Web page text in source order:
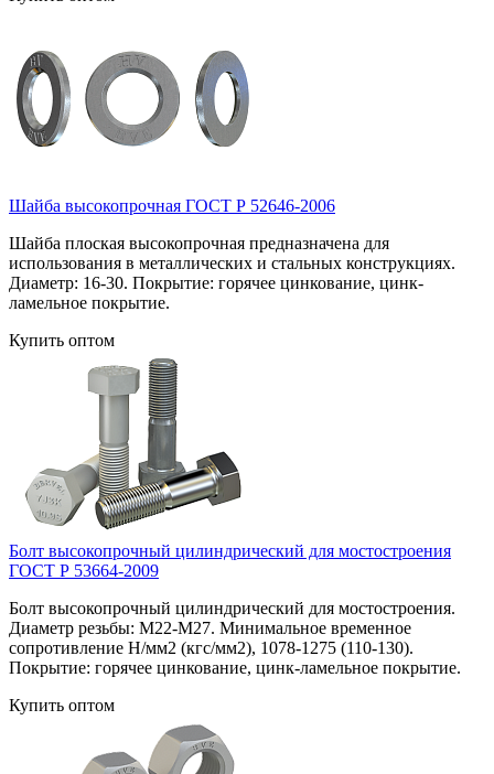
Шайба высокопрочная ГОСТ Р 52646-2006
Шайба плоская высокопрочная предназначена для
использования в металлических и стальных конструкциях.
Диаметр: 16-30. Покрытие: горячее цинкование, цинк-
ламельное покрытие.
Купить оптом
Болт высокопрочный цилиндрический для мостостроения
ГОСТ Р 53664-2009
Болт высокопрочный цилиндрический для мостостроения.
Диаметр резьбы: М22-М27. Минимальное временное
сопротивление Н/мм2 (кгс/мм2), 1078-1275 (110-130).
Покрытие: горячее цинкование, цинк-ламельное покрытие.
Купить оптом